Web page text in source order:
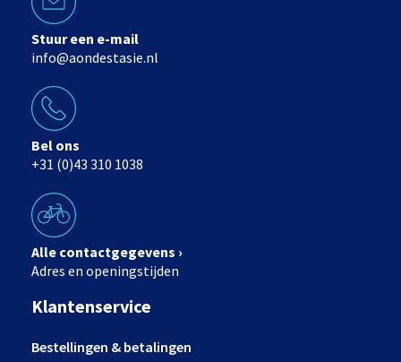
Stuur een e-mail
info@aondestasie.nl
Bel ons
+31 (0)43 310 1038
Alle contactgegevens ›
Adres en openingstijden
Klantenservice
Bestellingen & betalingen